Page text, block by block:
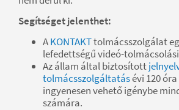
Segítséget jelenthet:
AKONTAKTtolmácsszolgálat
lefedettségű videó-
Az állam által biztosított
tolmácsszolgáltatásévi 120
ingyenesen vehető igénybe
számára.